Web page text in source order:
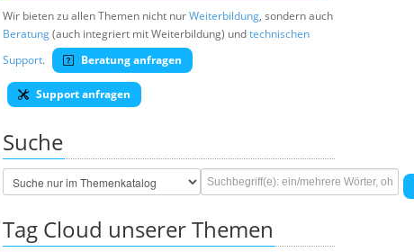
Wir bieten zu allen Themen nicht nurWeiterbildung, sondern auch
Beratung(auch integriert mit Weiterbildung) undtechnischen
Support. Beratung anfragen
Support anfragen
Suche
Tag Cloud unserer Themen